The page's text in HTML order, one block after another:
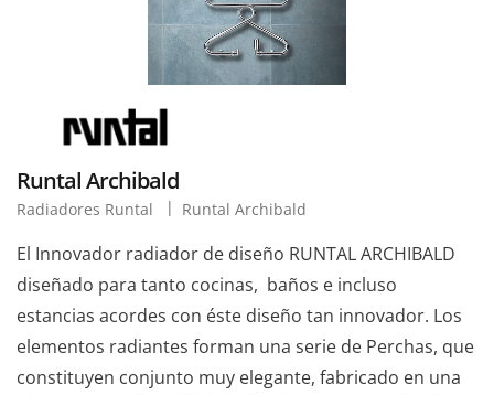
Runtal Archibald
Radiadores Runtal Runtal Archibald
El Innovador radiador de diseño RUNTAL ARCHIBALD
diseñado para tanto cocinas, baños e incluso
estancias acordes con éste diseño tan innovador. Los
elementos radiantes forman una serie de Perchas, que
constituyen conjunto muy elegante, fabricado en una